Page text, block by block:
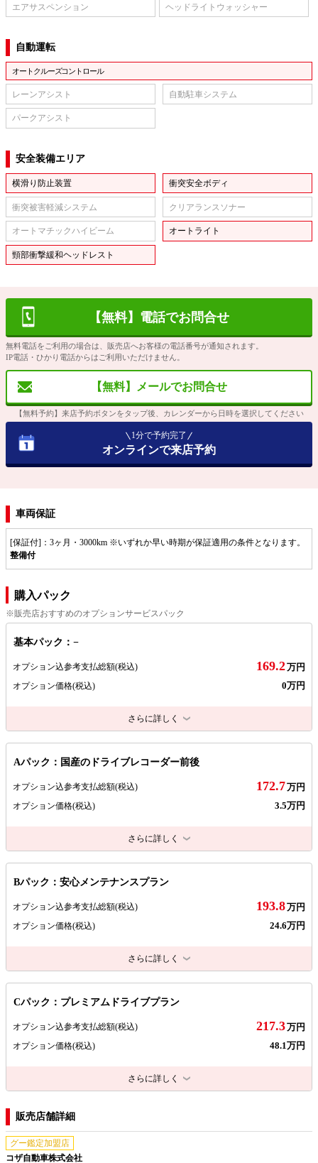
エアサスペンション ヘッドライトウォッシャー
自動運転
オートクルーズコントロール
レーンアシスト 自動駐車システム
パークアシスト
安全装備エリア
横滑り防止装置 衝突安全ボディ
衝突被害軽減システム クリアランスソナー
オートマチックハイビーム オートライト
頸部衝撃緩和ヘッドレスト
【無料】電話でお問合せ
無料電話をご利用の場合は、販売店へお客様の電話番号が通知されます。
IP電話・ひかり電話からはご利用いただけません。
【無料】メールでお問合せ
【無料予約】来店予約ボタンをタップ後、カレンダーから日時を選択してください
1分で予約完了
オンラインで来店予約
車両保証
[保証付]：3ヶ月・3000km ※いずれか早い時期が保証適用の条件となります。
整備付
購入パック
※販売店おすすめのオプションサービスパック
基本パック：−
オプション込参考支払総額(税込) 169.2万円
オプション価格(税込) 0万円
さらに詳しく
Aパック：国産のドライブレコーダー前後
オプション込参考支払総額(税込) 172.7万円
オプション価格(税込) 3.5万円
さらに詳しく
Bパック：安心メンテナンスプラン
オプション込参考支払総額(税込) 193.8万円
オプション価格(税込) 24.6万円
さらに詳しく
Cパック：プレミアムドライブプラン
オプション込参考支払総額(税込) 217.3万円
オプション価格(税込) 48.1万円
さらに詳しく
販売店舗詳細
グー鑑定加盟店
コザ自動車株式会社